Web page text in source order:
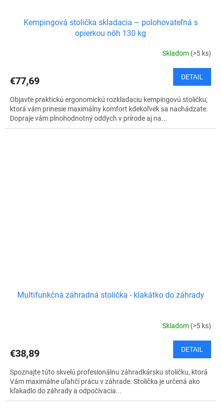
Kempingová stolička skladacia – polohovateľná s
opierkou nôh 130 kg
Skladom (>5 ks)
€77,69 DETAIL
Objavte praktickú ergonomickú rozkladaciu kempingovú stoličku,
ktorá vám prinesie maximálny komfort kdekoľvek sa nachádzate.
Dopraje vám plnohodnotný oddych v prírode aj na...
Multifunkčná záhradná stolička - klakátko do záhrady
Skladom (>5 ks)
€38,89 DETAIL
Spoznajte túto skvelú profesionálnu záhradkársku stoličku, ktorá
Vám maximálne uľahčí prácu v záhrade. Stolička je určená ako
kľakadlo do záhrady a odpočívacia...